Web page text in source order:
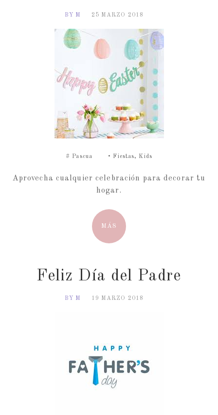
BY M 25 MARZO 2018
# Pascua • Fiestas, Kids
Aprovecha cualquier celebración para decorar tu
hogar.
MÁS
Feliz Día del Padre
BY M 19 MARZO 2018